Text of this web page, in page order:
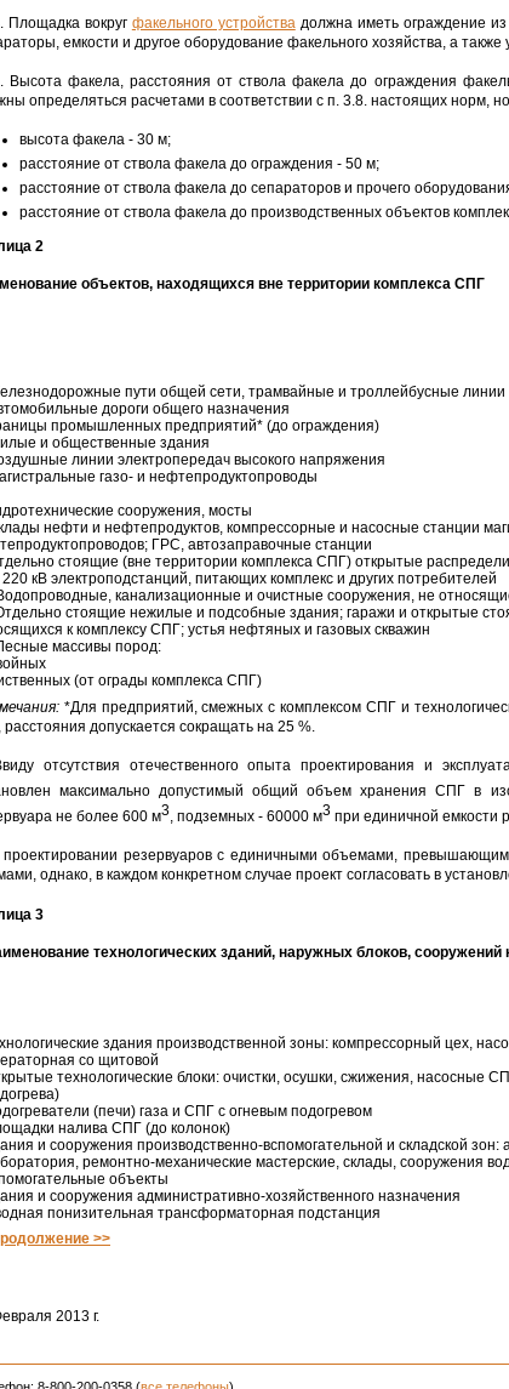
Площадка вокруг факельного устройствадолжна иметь ограждение из
емкости и другое оборудование факельного хозяйства, а
Высота факела, расстояния от ствола факела до ограждения
определяться расчетами в соответствии с п. 3.8. настоящих норм,
высота факела - 30 м;
расстояние от ствола факела до ограждения - 50 м;
расстояние от ствола факела до сепараторов и прочего
расстояние от ствола факела до производственных объектов
2
объектов, находящихся вне территории комплекса СПГ
пути общей сети, трамвайные и троллейбусные линии
дороги общего назначения
промышленных предприятий* (до ограждения)
и общественные здания
линии электропередач высокого напряжения
газо- и нефтепродуктопроводы
сооружения, мосты
нефти и нефтепродуктов, компрессорные и насосные станции
ГРС, автозаправочные станции
стоящие (вне территории комплекса СПГ) открытые
220 кВ электроподстанций, питающих комплекс и других потребителей
канализационные и очистные сооружения, не
стоящие нежилые и подсобные здания; гаражи и открытые
к комплексу СПГ; устья нефтяных и газовых скважин
массивы пород:
(от ограды комплекса СПГ)
*Для предприятий, смежных с комплексом СПГ и
расстояния допускается сокращать на 25 %.
отсутствия отечественного опыта проектирования и
максимально допустимый общий объем хранения СПГ в
не более 600 м3, подземных - 60000 м3 при единичной емкости
проектировании резервуаров с единичными объемами,
однако, в каждом конкретном случае проект согласовать в
3
технологических зданий, наружных блоков,
здания производственной зоны: компрессорный цех,
со щитовой
технологические блоки: очистки, осушки, сжижения, насосные
(печи) газа и СПГ с огневым подогревом
налива СПГ (до колонок)
и сооружения производственно-вспомогательной и складской зон:
ремонтно-механические мастерские, склады, сооружения
объекты
и сооружения административно-хозяйственного назначения
понизительная трансформаторная подстанция
>>
2013 г.